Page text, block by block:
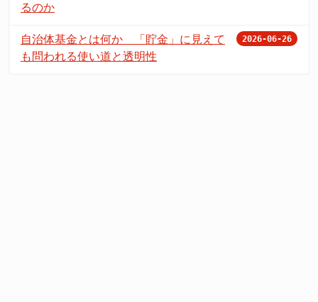
るのか
自治体基金とは何か 「貯金」に見えて
も問われる使い道と透明性
2026-06-26